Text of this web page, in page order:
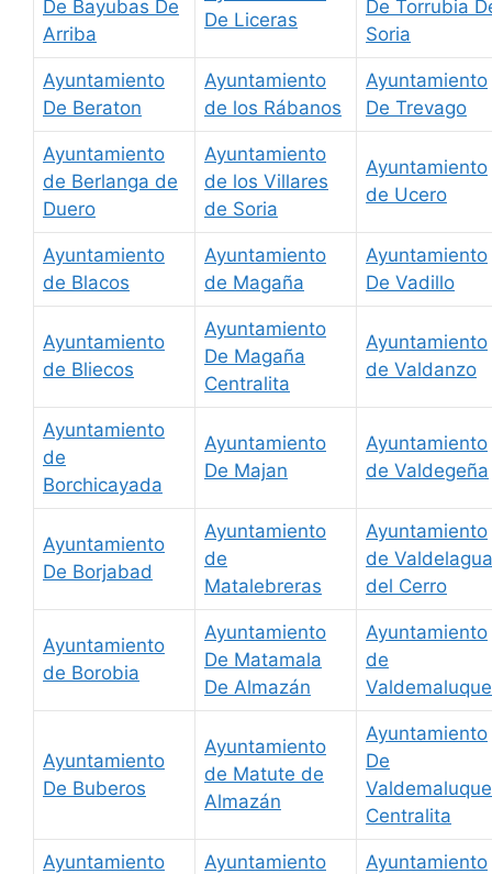
De Bayubas De
Arriba
De Liceras
De Torrubia
Soria
Ayuntamiento
De Beraton
Ayuntamiento
de los Rábanos
Ayuntamiento
De Trevago
Ayuntamiento
de Berlanga de
Duero
Ayuntamiento
de los Villares
de Soria
Ayuntamiento
de Ucero
Ayuntamiento
de Blacos
Ayuntamiento
de Magaña
Ayuntamiento
De Vadillo
Ayuntamiento
de Bliecos
Ayuntamiento
De Magaña
Centralita
Ayuntamiento
de Valdanzo
Ayuntamiento
de
Borchicayada
Ayuntamiento
De Majan
Ayuntamiento
de Valdegeña
Ayuntamiento
De Borjabad
Ayuntamiento
de
Matalebreras
Ayuntamiento
de Valdelagua
del Cerro
Ayuntamiento
de Borobia
Ayuntamiento
De Matamala
De Almazán
Ayuntamiento
de
Valdemaluque
Ayuntamiento
De Buberos
Ayuntamiento
de Matute de
Almazán
Ayuntamiento
De
Valdemaluque
Centralita
Ayuntamiento
Ayuntamiento
Ayuntamiento